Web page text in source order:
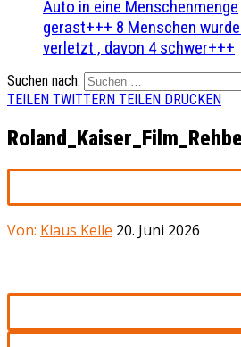
Auto in eine Menschenmenge
gerast+++ 8 Menschen
verletzt , davon 4 schwer+++
Suchen nach:
TEILEN TWITTERN TEILEN DRUCKEN
Von: Klaus Kelle 20. Juni 2026